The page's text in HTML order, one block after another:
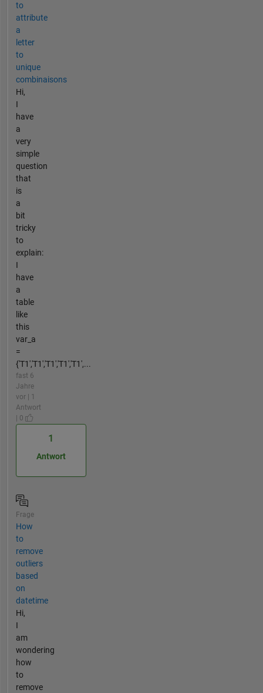
to
attribute
a
letter
to
unique
combinaisons
Hi,
I
have
a
very
simple
question
that
is
a
bit
tricky
to
explain:
I
have
a
table
like
this
var_a
=
{'T1','T1','T1','T1','T1',...
fast 6
Jahre
vor | 1
Antwort
| 0
1
Antwort
Frage
How
to
remove
outliers
based
on
datetime
Hi,
I
am
wondering
how
to
remove